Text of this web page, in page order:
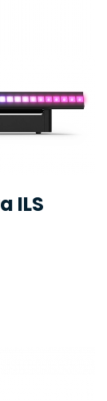
ILS